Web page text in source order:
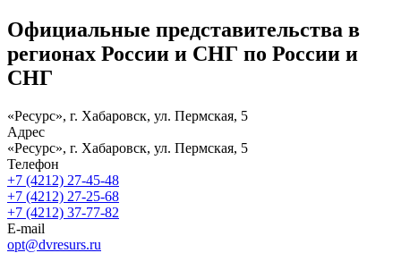
Официальные представительства в
регионах России и СНГ по России и
СНГ
«Ресурс», г. Хабаровск, ул. Пермская, 5
Адрес
«Ресурс», г. Хабаровск, ул. Пермская, 5
Телефон
+7 (4212) 27-45-48
+7 (4212) 27-25-68
+7 (4212) 37-77-82
E-mail
opt@dvresurs.ru